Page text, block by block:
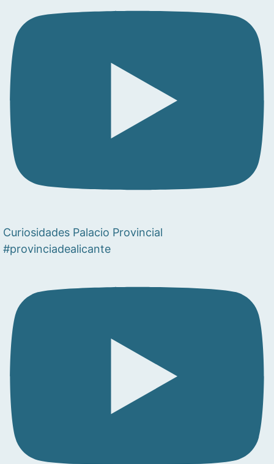
Curiosidades Palacio Provincial
#provinciadealicante